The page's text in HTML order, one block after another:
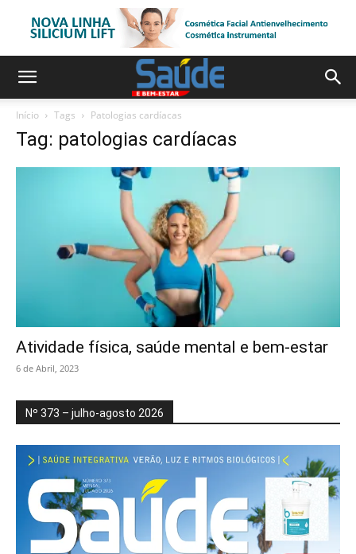
Início Tags Patologias cardíacas
Tag: patologias cardíacas
Atividade física, saúde mental e bem-estar
6 de Abril, 2023
Nº 373 – julho-agosto 2026